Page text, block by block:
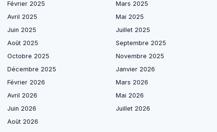
Février 2025
Mars 2025
Avril 2025
Mai 2025
Juin 2025
Juillet 2025
Août 2025
Septembre 2025
Octobre 2025
Novembre 2025
Décembre 2025
Janvier 2026
Février 2026
Mars 2026
Avril 2026
Mai 2026
Juin 2026
Juillet 2026
Août 2026